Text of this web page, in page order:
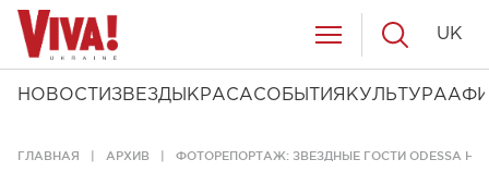
НОВОСТИ ЗВЕЗДЫ КРАСАСОБЫТИЯ КУЛЬТУРА
UK
ГЛАВНАЯ АРХИВ ФОТОРЕПОРТАЖ: ЗВЕЗДНЫЕ ГОСТИ ODESSA